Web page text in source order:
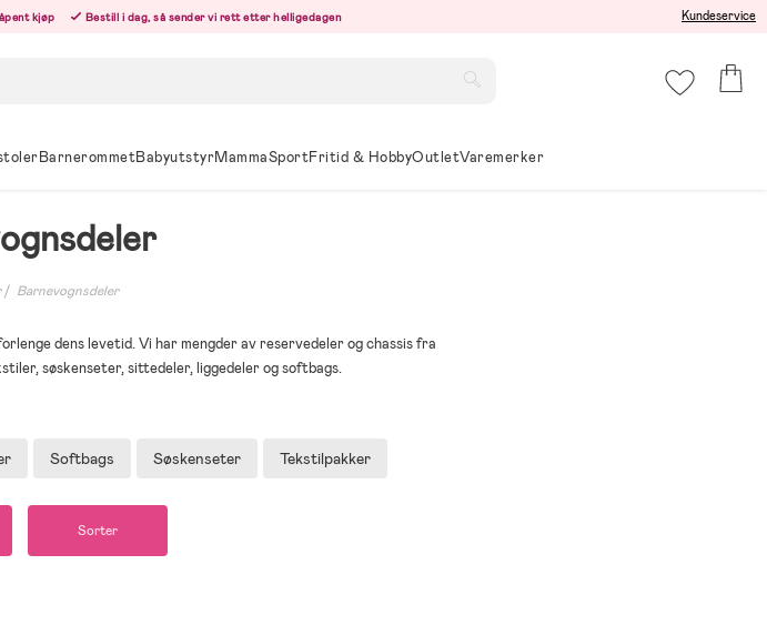
kjøp Bestill i dag, så sender vi rett etter helligedagen Kundeservice
BarnerommetBabyutstyrMammaSportFritid & HobbyOutletVaremerker
Barnevognsdeler
dens levetid. Vi har mengder av reservedeler og chassis fra
søskenseter, sittedeler, liggedeler og softbags.
Softbags Søskenseter Tekstilpakker
Sorter